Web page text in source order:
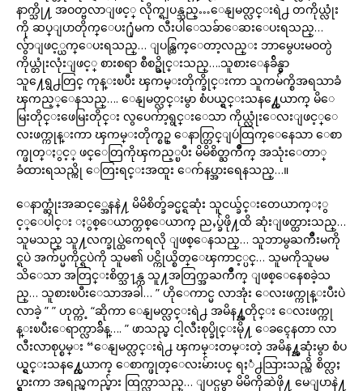
နာက္သို႔ အဝတ္ဗလာျဖင့္ လိုက္ရျပန္သည္…ေနျမတ္လင္းရဲ႕ တကိုယ္လုံး
ကို ဆပ္ျပာတိုက္ေပး႐ုံမက လီးပါေသခ်ာေဆးေပးရသည္…
လွ်ာျဖင့္ယက္ေပးရသည္… ျပန္ထြက္ေတာ့လည္း ဘာမွေပးမဝတ္ပဲ
ကိုယ္တုံးလုံးျဖင့္ စားစရာ စီစဥ္ခိုင္းသည္….သူစားေနခ်ိန္မွာ
သူ႔ေရွ႕တြင္ ကုန္းၿပီး ၾကမ္းတိုက္ခိုင္းကာ သူကမ်က္စိအရသာခံ
ၾကည့္ေနသည္…. ေနျမတ္လင္းမွာ စံပယ္ရွင္းသန႔္တေယာက္ မိေ
မြးတိုင္းဖေမြးတိုင္း လွပေက်ာ့ရွင္းေသာ ကိုယ္လုံးေလးျဖင့္ေ
လးဖက္ကုန္းကာ ၾကမ္းတိုက္စဥ္ ေနာက္တြင္ျပဴထြက္ေနေသာ ေစာ
က္ဖုတ္ႏွင့္ ဖင္ေတြကိုၾကည့္ၿပီး မိမိစိတ္ႀကိဳက္ အသုံးေတာ္
ခံထားရသည္ကို ေတြးရင္းအထူး ေက်နပ္အားရေနသည္…။
ေနာက္ဆုံးအဆင့္အေနနဲ႔ မိမိစိတ္ခ်ခင္မင္ရဆုံး သူငယ္ခ်င္းတေယာက္ႏွ
င့္ေပါင္း ႏွစ္ေယာက္တစ္ေယာက္ ညႇပ္ခ်ဖို႔ထိ ဆုံးျဖတ္ထားသည္…
သူမသည္ သူ႔လက္ခုပ္ထဲကေရလို ျဖစ္ေနသည္… သူဘာမွႀကိဳးမကို
င္ရပဲ အက်ပ္မကိုင္ရပဲကို သူမ၏ ပင္ကိုယ္စိတ္ေၾကာင့္ပင္… သူမကိုသူမမ
သိေသာ အတြင္းစိတ္သ႑န္က သူ႔အတြက္အႀကိဳက္ ျဖစ္ေနေစခဲ့သ
ည္… သူစားၿပီးေသာအခါ… ” ဟိုေကာင္မ လာအုံး ေလးဖက္ကုန္းပီးပဲ
လာခဲ့ ” ” ဟုတ္ကဲ့ “ဆိုကာ ေနျမတ္လင္းရဲ႕ အမိန႔္အတိုင္း ေလးဖက္ကု
န္းၿပီးေရာက္လာခ်ိန္…. ” ဖာသည္မ ငါ့လီးစုပ္ခိုင္းမို႔ ေခၚေနတာ လာ
လီးလာစုပ္စမ္း “ေနျမတ္လင္းရဲ႕ ၾကမ္းတမ္းတဲ့ အမိန႔္အဆုံးမွာ စံပ
ယ္ရွင္းသန႔္တေယာက္ ေစာက္ဖုတ္ေလးမ်ားပင္ ရႈံ႕သြားသည္ထိ စိတ္လႈ
ပ္ရွားကာ အရည္ၾကည္မ်ား ထြက္လာသည္… ျပင္ပမွာ မိမိကိုဆဲဖို႔ မေျပာနဲ႔